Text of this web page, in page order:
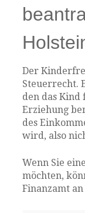
Der
Steuerrecht.
den das
Erziehung
des
wird, also
Wenn Sie
möchten,
Finanzamt